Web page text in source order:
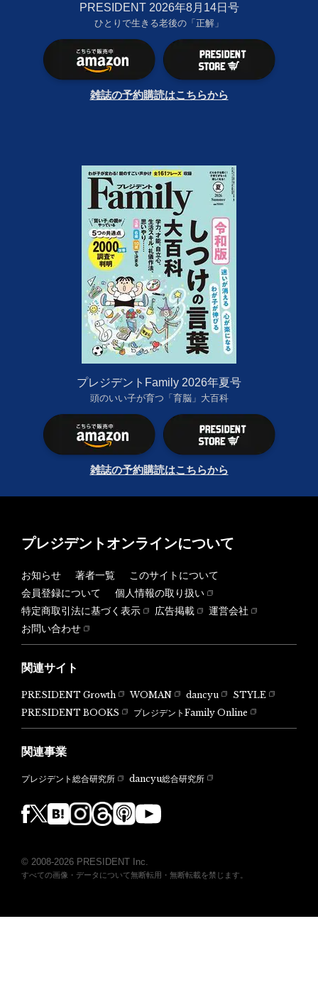
PRESIDENT 2026年8月14日号
ひとりで生きる老後の「正解」
雑誌の予約購読はこちらから
プレジデントFamily 2026年夏号
頭のいい子が育つ「育脳」大百科
雑誌の予約購読はこちらから
プレジデントオンラインについて
お知らせ 著者一覧
このサイトについて
会員登録について
個人情報の取り扱い
特定商取引法に基づく表示
広告掲載
運営会社
お問い合わせ
関連サイト
PRESIDENT Growth WOMAN dancyu
STYLE
PRESIDENT BOOKS
プレジデントFamily Online
関連事業
プレジデント総合研究所 dancyu総合研究所
© 2008-2026 PRESIDENT Inc.
すべての画像・データについて無断転用・無断転載を禁じます。